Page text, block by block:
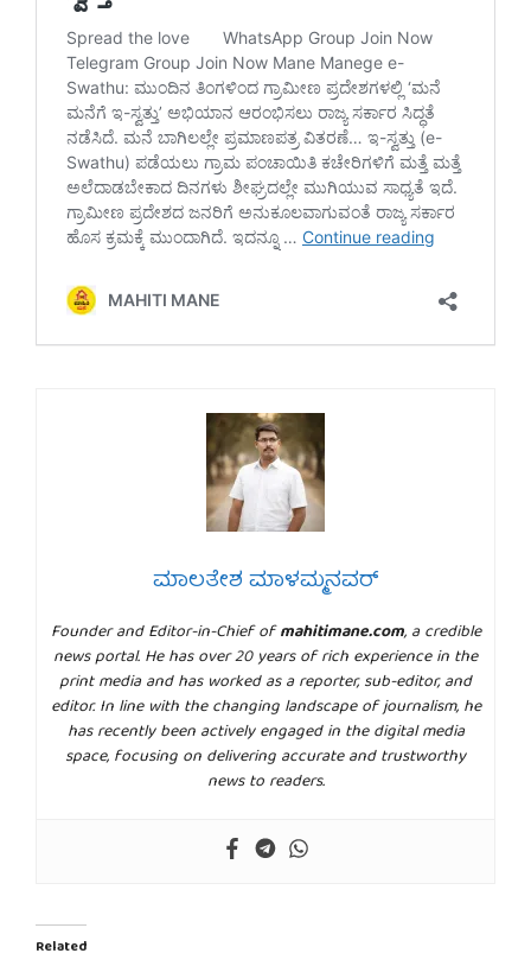
ಮಾಲತೇಶ ಮಾಳಮ್ಮನವರ್
Founder and Editor-in-Chief ofmahitimane.com, a credible
news portal. He has over 20 years of rich experience in the
print media and has worked as a reporter, sub-editor, and
editor. In line with the changing landscape of journalism, he
has recently been actively engaged in the digital media
space, focusing on delivering accurate and trustworthy
news to readers.
Related